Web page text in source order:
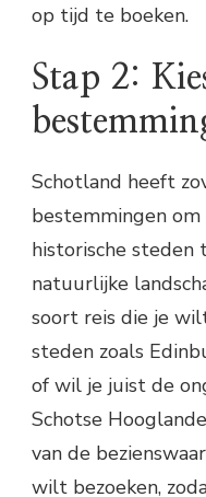
op tijd te boeken.
Stap 2:
Schotland heeft
bestemmingen
historische steden
natuurlijke
soort reis die je
steden zoals
of wil je juist de
Schotse
van de
wilt bezoeken,